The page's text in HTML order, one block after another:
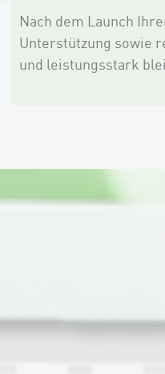
Nach dem Launch
Unterstützung sowie
und leistungsstark